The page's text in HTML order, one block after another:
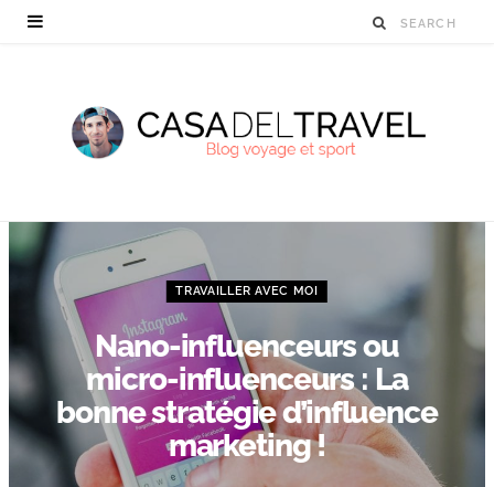
TRAVAILLER AVEC MOI
Nano-influenceurs ou
micro-influenceurs : La
bonne stratégie d’influence
marketing !